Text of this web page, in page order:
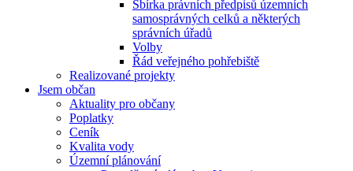
Sbírka právních předpisů územních
samosprávných celků a některých
správních úřadů
Volby
Řád veřejného pohřebiště
Realizované projekty
Jsem občan
Aktuality pro občany
Poplatky
Ceník
Kvalita vody
Územní plánování